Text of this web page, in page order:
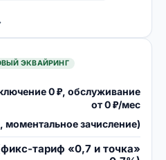
ЭКВАЙРИНГ
0 ₽, обслуживание
от 0 ₽/мес
моментальное зачисление)
тариф «0,7 и точка»